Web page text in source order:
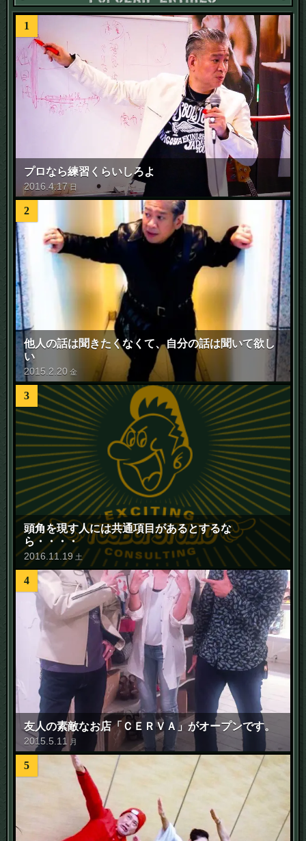
1
プロなら練習くらいしろよ
2016 .4.17 日
2
他人の話は聞きたくなくて、自分の話は聞いて欲し
い
2015 2 20 金
3
頭角を現す人には共通項目があるとするな
ら・・・・
2016 11 19 土
4
友人の素敵なお店「ＣＥＲＶＡ」がオープンです。
2015 5 11 月
5